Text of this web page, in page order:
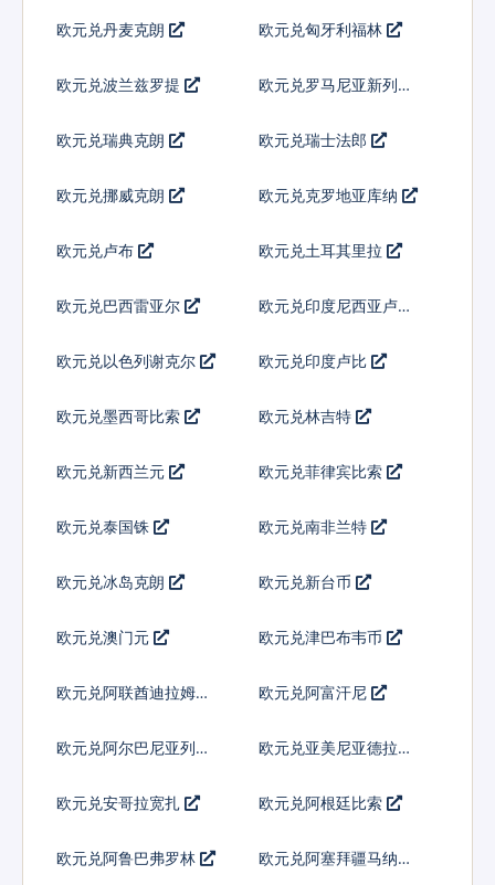
欧元兑丹麦克朗 欧元兑匈牙利福林
欧元兑波兰兹罗提 欧元兑罗马尼亚新列伊
欧元兑瑞典克朗 欧元兑瑞士法郎
欧元兑挪威克朗 欧元兑克罗地亚库纳
欧元兑卢布 欧元兑土耳其里拉
欧元兑巴西雷亚尔 欧元兑印度尼西亚卢比
欧元兑以色列谢克尔 欧元兑印度卢比
欧元兑墨西哥比索 欧元兑林吉特
欧元兑新西兰元 欧元兑菲律宾比索
欧元兑泰国铢 欧元兑南非兰特
欧元兑冰岛克朗 欧元兑新台币
欧元兑澳门元 欧元兑津巴布韦币
欧元兑阿联酋迪拉姆流
欧元兑阿富汗尼
欧元兑阿尔巴尼亚列克 欧元兑亚美尼亚德拉姆
欧元兑安哥拉宽扎 欧元兑阿根廷比索
欧元兑阿鲁巴弗罗林 欧元兑阿塞拜疆马纳特